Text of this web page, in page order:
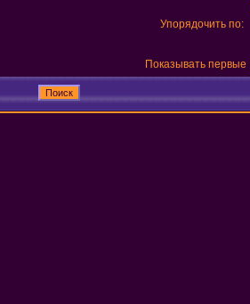
Упорядочить по:
Показывать первые